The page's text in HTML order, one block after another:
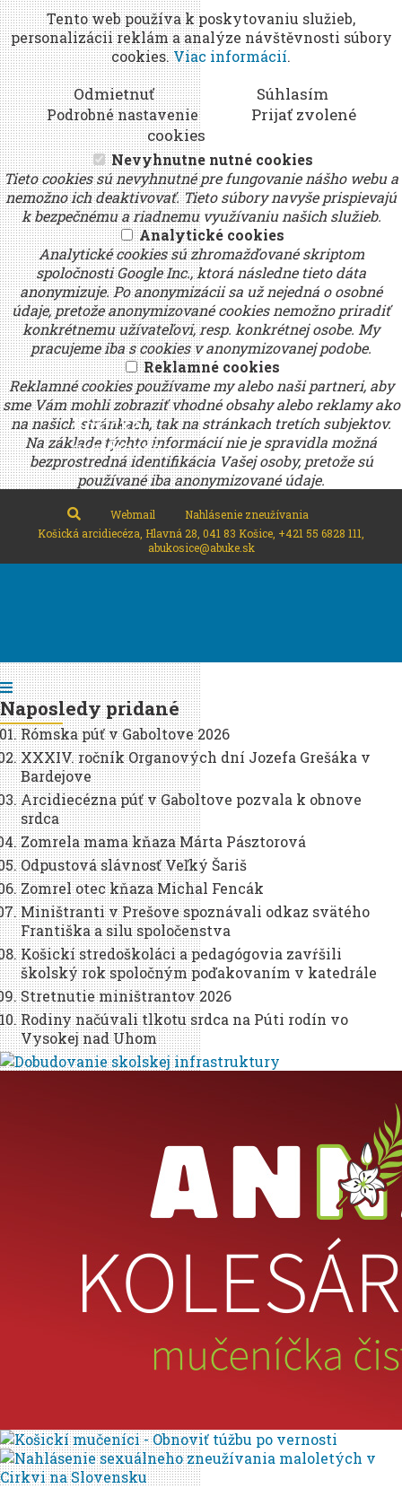
Tento web používa k poskytovaniu služieb,
personalizácii reklám a analýze návštěvnosti súbory
cookies.Viac informácií.
Odmietnuť Súhlasím
Podrobné nastavenie
Prijať zvolené
cookies
Nevyhnutne nutné cookies
Tieto cookies sú nevyhnutné pre fungovanie nášho webu a
nemožno ich deaktivovať. Tieto súbory navyše prispievajú
k bezpečnému a riadnemu využívaniu našich služieb.
Analytické cookies
Analytické cookies sú zhromažďované skriptom
spoločnosti Google Inc., ktorá následne tieto dáta
anonymizuje. Po anonymizácii sa už nejedná o osobné
údaje, pretože anonymizované cookies nemožno priradiť
konkrétnemu užívateľovi, resp. konkrétnej osobe. My
pracujeme iba s cookies v anonymizovanej podobe.
Reklamné cookies
Reklamné cookies používame my alebo naši partneri, aby
sme Vám mohli zobraziť vhodné obsahy alebo reklamy ako
na našich stránkach, tak na stránkach tretích subjektov.
Na základe týchto informácií nie je spravidla možná
bezprostredná identifikácia Vašej osoby, pretože sú
používané iba anonymizované údaje.
Webmail
Nahlásenie zneužívania
Košická arcidiecéza, Hlavná 28, 041 83 Košice, +421 55 6828 111,
abukosice@abuke.sk
Košická
arcidiecéza
Naposledy pridané
Rómska púť v Gaboltove 2026
XXXIV. ročník Organových dní Jozefa Grešáka v
Bardejove
Arcidiecézna púť v Gaboltove pozvala k obnove
srdca
Zomrela mama kňaza Márta Pásztorová
Odpustová slávnosť Veľký Šariš
Zomrel otec kňaza Michal Fencák
Miništranti v Prešove spoznávali odkaz svätého
Františka a silu spoločenstva
Košickí stredoškoláci a pedagógovia zavŕšili
školský rok spoločným poďakovaním v katedrále
Stretnutie miništrantov 2026
Rodiny načúvali tlkotu srdca na Púti rodín vo
Vysokej nad Uhom